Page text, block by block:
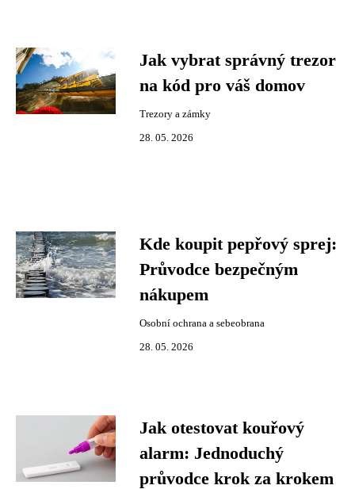
Jak vybrat správný trezor
na kód pro váš domov
Trezory a zámky
28. 05. 2026
Kde koupit pepřový sprej:
Průvodce bezpečným
nákupem
Osobní ochrana a sebeobrana
28. 05. 2026
Jak otestovat kouřový
alarm: Jednoduchý
průvodce krok za krokem